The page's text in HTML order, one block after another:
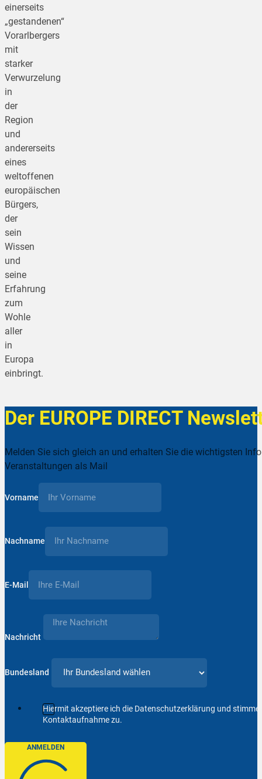
einerseits
„gestandenen“
Vorarlbergers
mit
starker
Verwurzelung
in
der
Region
und
andererseits
eines
weltoffenen
europäischen
Bürgers,
der
sein
Wissen
und
seine
Erfahrung
zum
Wohle
aller
in
Europa
einbringt.
Der EUROPE DIRECT
Melden Sie sich gleich an und erhalten Sie die wichtigsten
Veranstaltungen als Mail
Vorname
Nachname
E-Mail
Nachricht
Bundesland
Hiermit akzeptiere ich die Datenschutzerklärung und
Kontaktaufnahme zu.
ANMELDEN